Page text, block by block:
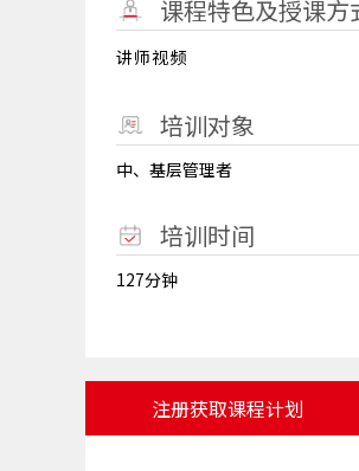
课程特色及授课方
讲师视频
培训对象
中、基层管理者
培训时间
127分钟
注册获取课程计划